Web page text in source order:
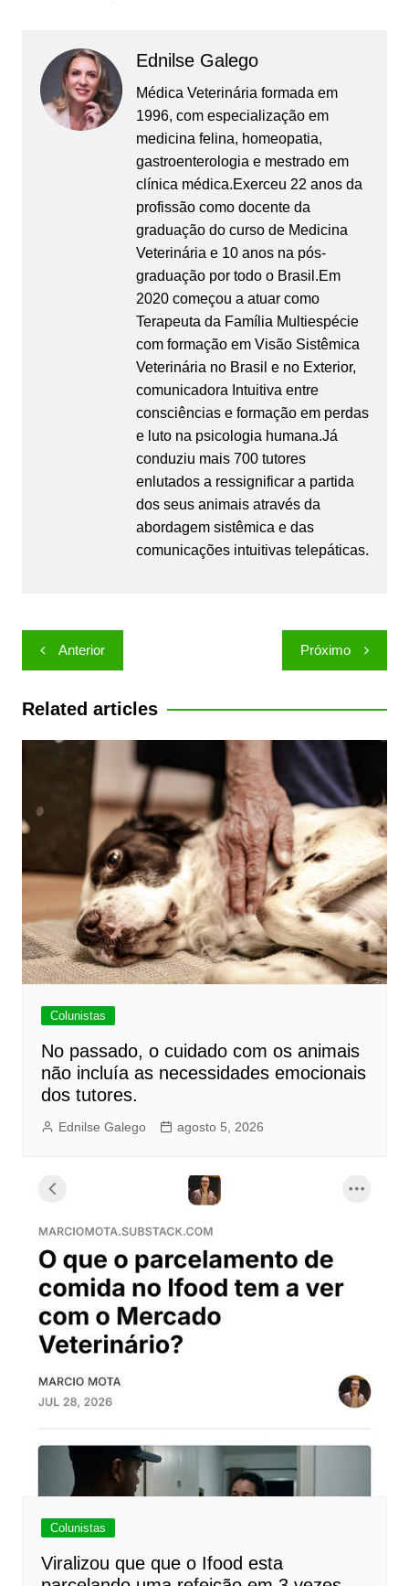
Ednilse Galego
Médica Veterinária formada em
1996, com especialização em
medicina felina, homeopatia,
gastroenterologia e mestrado em
clínica médica.Exerceu 22 anos da
profissão como docente da
graduação do curso de Medicina
Veterinária e 10 anos na pós-
graduação por todo o Brasil.Em
2020 começou a atuar como
Terapeuta da Família Multiespécie
com formação em Visão Sistêmica
Veterinária no Brasil e no Exterior,
comunicadora Intuitiva entre
consciências e formação em perdas
e luto na psicologia humana.Já
conduziu mais 700 tutores
enlutados a ressignificar a partida
dos seus animais através da
abordagem sistêmica e das
comunicações intuitivas telepáticas.
Navegação
de
Post
Anterior Próximo
Related articles
Colunistas
No passado, o cuidado com os animais
não incluía as necessidades emocionais
dos tutores.
Ednilse Galego agosto 5, 2026
Colunistas
Viralizou que que o Ifood esta